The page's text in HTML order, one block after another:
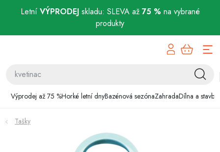
Letní VÝPRODEJskladu: SLEVA až 75 % na vybrané
produkty
Výprodej až 75 %Horké letní dnyBazénová sezónaZahradaDílna a stavba
Bazénová sezóna
Zahrada
Tašky